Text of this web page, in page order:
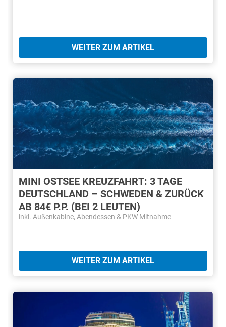
WEITER ZUM ARTIKEL
MINI OSTSEE KREUZFAHRT: 3 TAGE
DEUTSCHLAND – SCHWEDEN & ZURÜCK
AB 84€ P.P. (BEI 2 LEUTEN)
inkl. Außenkabine, Abendessen & PKW Mitnahme
WEITER ZUM ARTIKEL